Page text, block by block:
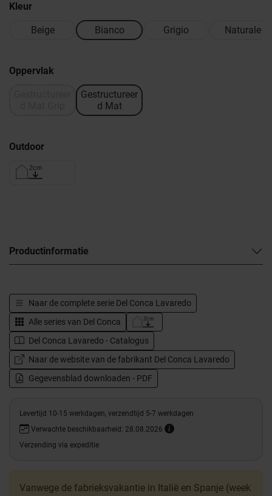
Kleur
Beige Bianco Grigio Naturale
Oppervlak
Gestructureer
d Mat
Outdoor
Productinformatie
Naar de complete serie Del Conca Lavaredo
Alle series van Del Conca
Del Conca Lavaredo - Catalogus
Naar de website van de fabrikant Del Conca Lavaredo
Gegevensblad downloaden - PDF
Levertijd 10-15 werkdagen, verzendtijd 5-7 werkdagen
Verwachte beschikbaarheid: 28.08.2026
Verzending via expeditie
Vanwege de fabrieksvakantie in Italië en Spanje (week